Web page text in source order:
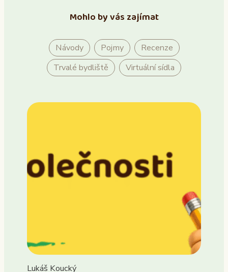
Mohlo by vás zajímat
Návody Pojmy
Recenze
Trvalé bydliště
Virtuální sídla
Lukáš Koucký